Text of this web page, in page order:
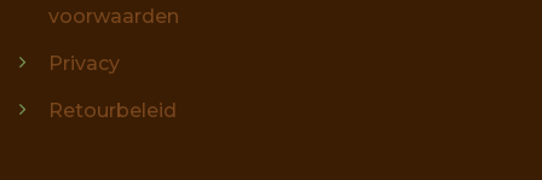
voorwaarden
Privacy
Retourbeleid